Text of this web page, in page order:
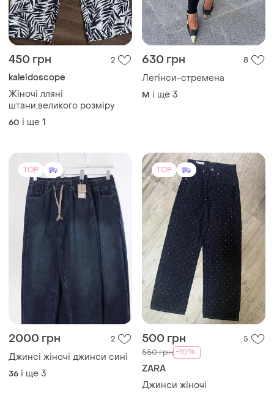
450 грн 2
kaleidoscope
Жіночі лляні
штани,великого розміру
60 і ще 1
630 грн 8
Легінси-стремена
M і ще 3
TOP
2000 грн 2
Джинсі жіночі джинси сині
36 і ще 3
TOP
500 грн 5
550 грн -10%
ZARA
Джинси жіночі